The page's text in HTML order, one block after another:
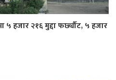
हजार २१६ मुद्दा फर्छ्यौट, ५ हजार